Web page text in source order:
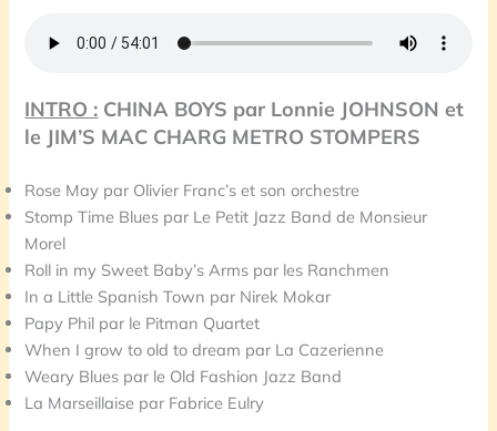
INTRO : CHINA BOYS par Lonnie JOHNSON et
le JIM’S MAC CHARG METRO STOMPERS
Rose May par Olivier Franc’s et son orchestre
Stomp Time Blues par Le Petit Jazz Band de Monsieur
Morel
Roll in my Sweet Baby’s Arms par les Ranchmen
In a Little Spanish Town par Nirek Mokar
Papy Phil par le Pitman Quartet
When I grow to old to dream par La Cazerienne
Weary Blues par le Old Fashion Jazz Band
La Marseillaise par Fabrice Eulry